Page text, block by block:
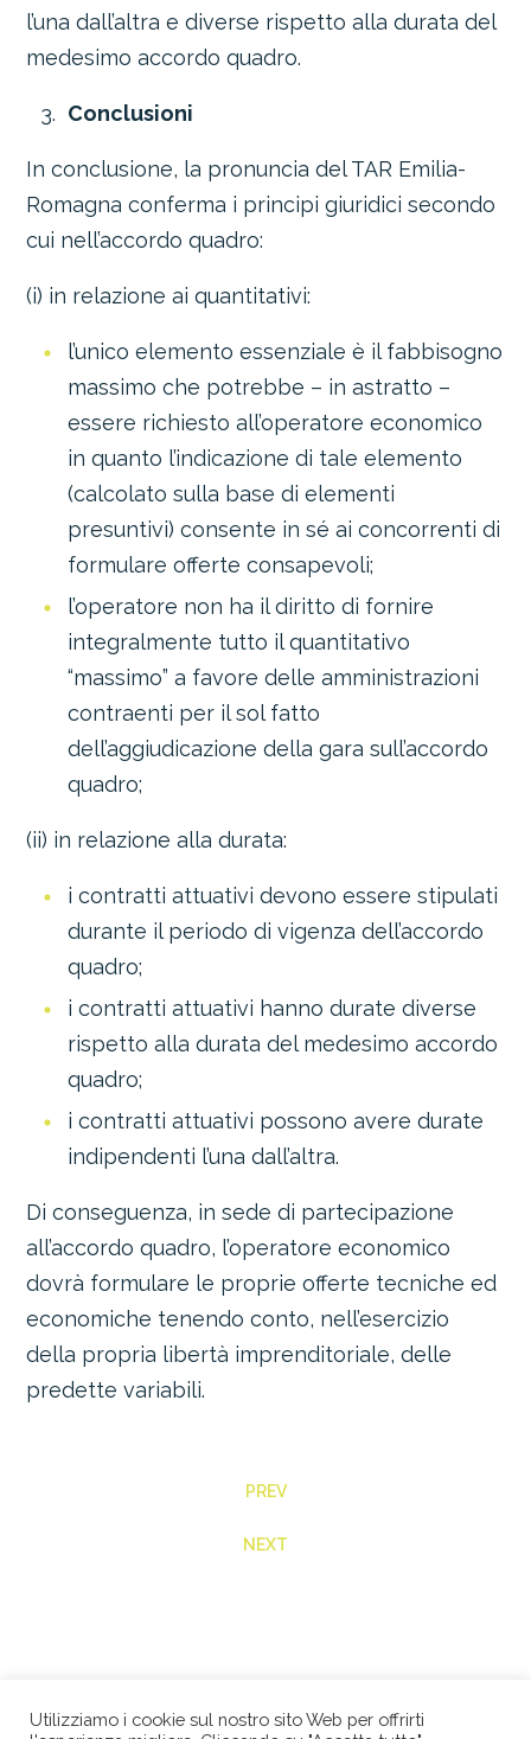
l’una dall’altra e diverse rispetto alla durata del
medesimo accordo quadro.
Conclusioni
In conclusione, la pronuncia del TAR Emilia-
Romagna conferma i principi giuridici secondo
cui nell’accordo quadro:
(i) in relazione ai quantitativi:
l’unico elemento essenziale è il fabbisogno
massimo che potrebbe – in astratto –
essere richiesto all’operatore economico
in quanto l’indicazione di tale elemento
(calcolato sulla base di elementi
presuntivi) consente in sé ai concorrenti di
formulare offerte consapevoli;
l’operatore non ha il diritto di fornire
integralmente tutto il quantitativo
“massimo” a favore delle amministrazioni
contraenti per il sol fatto
dell’aggiudicazione della gara sull’accordo
quadro;
(ii) in relazione alla durata:
i contratti attuativi devono essere stipulati
durante il periodo di vigenza dell’accordo
quadro;
i contratti attuativi hanno durate diverse
rispetto alla durata del medesimo accordo
quadro;
i contratti attuativi possono avere durate
indipendenti l’una dall’altra.
Di conseguenza, in sede di partecipazione
all’accordo quadro, l’operatore economico
dovrà formulare le proprie offerte tecniche ed
economiche tenendo conto, nell’esercizio
della propria libertà imprenditoriale, delle
predette variabili.
PREV
NEXT
Utilizziamo i cookie sul nostro sito Web per offrirti